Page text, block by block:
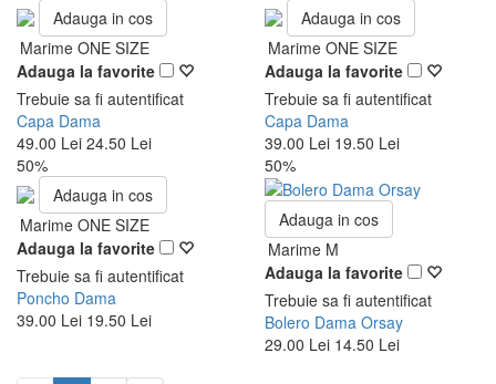
Adauga in cos
Marime ONE SIZE
Adauga la favorite
Trebuie sa fi autentificat
Capa Dama
49.00 Lei 24.50 Lei
Adauga in cos
Marime ONE SIZE
Adauga la favorite
Trebuie sa fi autentificat
Capa Dama
39.00 Lei 19.50 Lei
50%
Adauga in cos
Marime ONE SIZE
Adauga la favorite
Trebuie sa fi autentificat
Poncho Dama
39.00 Lei 19.50 Lei
50%
Adauga in cos
Marime M
Adauga la favorite
Trebuie sa fi autentificat
Bolero Dama Orsay
29.00 Lei 14.50 Lei